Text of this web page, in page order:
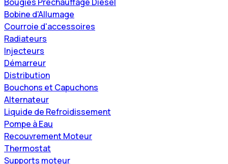
Bobine d'Allumage
Courroie d'accessoires
Radiateurs
Injecteurs
Démarreur
Distribution
Bouchons et Capuchons
Alternateur
Liquide de Refroidissement
Pompe à Eau
Recouvrement Moteur
Thermostat
Supports moteur